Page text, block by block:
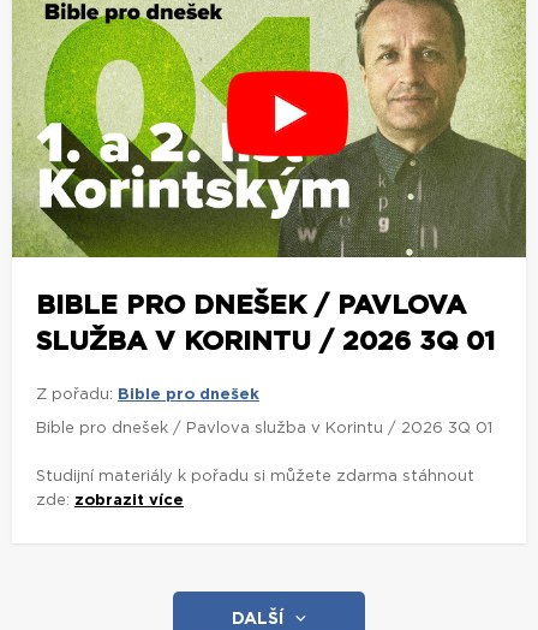
BIBLE PRO DNEŠEK / PAVLOVA
SLUŽBA V KORINTU / 2026 3Q 01
Z pořadu: Bible pro dnešek
Bible pro dnešek / Pavlova služba v Korintu / 2026 3Q 01
Studijní materiály k pořadu si můžete zdarma stáhnout
zde: zobrazit více
DALŠÍ